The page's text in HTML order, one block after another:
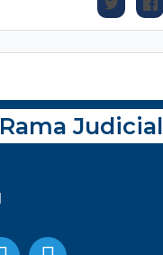
Rama Judicial